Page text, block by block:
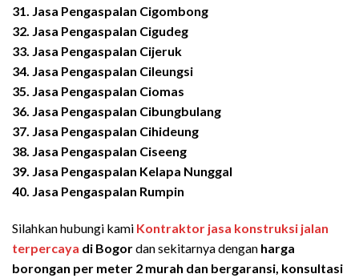
31. Jasa Pengaspalan Cigombong
32. Jasa Pengaspalan Cigudeg
33. Jasa Pengaspalan Cijeruk
34. Jasa Pengaspalan Cileungsi
35. Jasa Pengaspalan Ciomas
36. Jasa Pengaspalan Cibungbulang
37. Jasa Pengaspalan Cihideung
38. Jasa Pengaspalan Ciseeng
39. Jasa Pengaspalan Kelapa Nunggal
40. Jasa Pengaspalan Rumpin
Silahkan hubungi kami Kontraktor jasa konstruksi jalan
terpercaya di Bogordan sekitarnya dengan harga
borongan per meter 2 murah dan bergaransi, konsultasi